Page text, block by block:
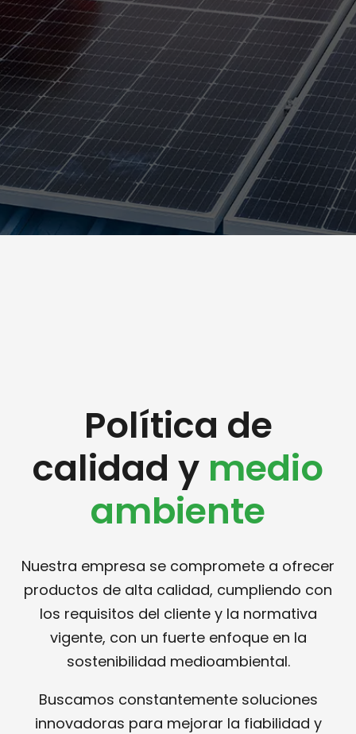
Política de
calidad y medio
ambiente
Nuestra empresa se compromete a ofrecer
productos de alta calidad, cumpliendo con
los requisitos del cliente y la normativa
vigente, con un fuerte enfoque en la
sostenibilidad medioambiental.
Buscamos constantemente soluciones
innovadoras para mejorar la fiabilidad y